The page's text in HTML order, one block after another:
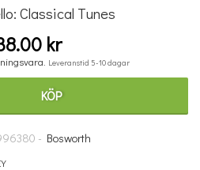
svenska (Cathrine Sadolin)
Classical Tunes
kr
Leveranstid 5-10 dagar
KÖP
- Bosworth